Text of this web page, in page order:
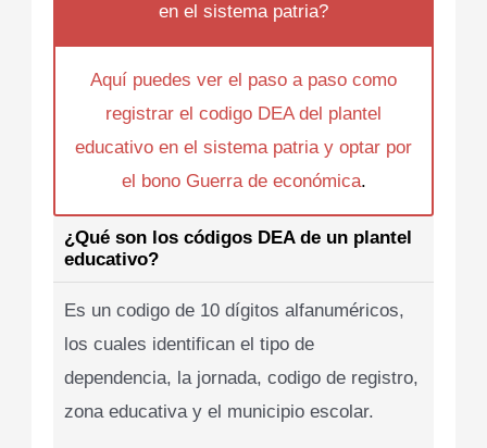
en el sistema patria?
Aquí puedes ver el paso a paso como
registrar el codigo DEA del plantel
educativo en el sistema patria y optar por
el bono Guerra de económica.
¿Qué son los códigos DEA de un plantel
educativo?
Es un codigo de 10 dígitos alfanuméricos,
los cuales identifican el tipo de
dependencia, la jornada, codigo de registro,
zona educativa y el municipio escolar.